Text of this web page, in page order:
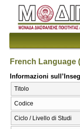
French Language
Informazioni
Titolo
Codice
Ciclo / Livello di Studi